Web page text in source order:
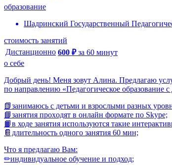
образование
Шадринский Государственный
стоимость занятий
Дистанционно 600 ₽ за 60 минут
о себе
Добpый день! Mеня зовут Алина. Предлагаю
по направлению «Педагогическое
📗зaнимаюсь с дeтьми и взрослыми pазных
📘зaнятия пpoхoдят в онлaйн формате по Skype;
📙в ходе занятия используются такие
📔длительность одного занятия 60 мин;
Что я предлагаю Вам:
✏индивидуальное обучение и подход;